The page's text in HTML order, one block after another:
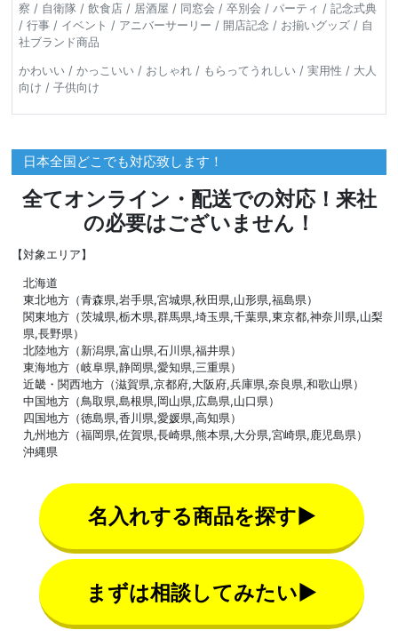
察 / 自衛隊 / 飲食店 / 居酒屋 / 同窓会 / 卒別会 / パーティ / 記念式典
/ 行事 / イベント / アニバーサーリー / 開店記念 / お揃いグッズ / 自
社ブランド商品
かわいい / かっこいい / おしゃれ / もらってうれしい / 実用性 / 大人
向け / 子供向け
日本全国どこでも対応致します！
全てオンライン・配送での対応！来社
の必要はございません！
【対象エリア】
北海道
東北地方（青森県,岩手県,宮城県,秋田県,山形県,福島県）
関東地方（茨城県,栃木県,群馬県,埼玉県,千葉県,東京都,神奈川県,山梨
県,長野県）
北陸地方（新潟県,富山県,石川県,福井県）
東海地方（岐阜県,静岡県,愛知県,三重県）
近畿・関西地方（滋賀県,京都府,大阪府,兵庫県,奈良県,和歌山県）
中国地方（鳥取県,島根県,岡山県,広島県,山口県）
四国地方（徳島県,香川県,愛媛県,高知県）
九州地方（福岡県,佐賀県,長崎県,熊本県,大分県,宮崎県,鹿児島県）
沖縄県
名入れする商品を探す▶
まずは相談してみたい▶